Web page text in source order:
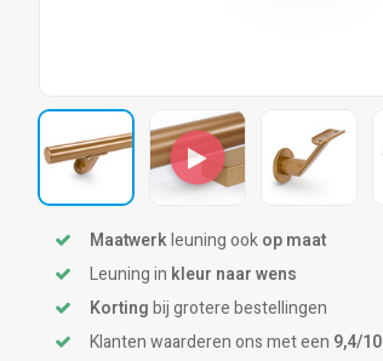
Maatwerkleuning ookop maat
Leuning in kleur naar wens
Kortingbij grotere bestellingen
Klanten waarderen ons met een 9,4/10